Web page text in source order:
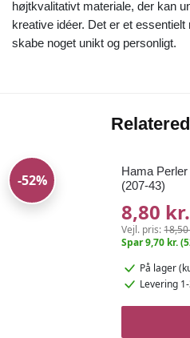
højtkvalitativt materiale, der kan
kreative idéer. Det er et
skabe noget unikt og personligt.
-52%
Hama
(207-43)
8,80 kr.
Vejl. pris:18,50
Spar 9,70 kr.
På lager
Levering